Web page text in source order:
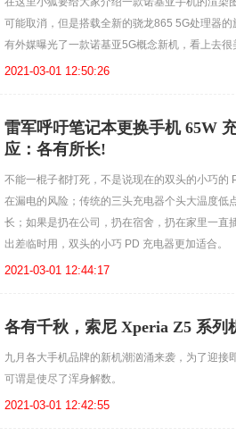
可能取消，但是搭载全新的骁龙865 5G处理器
有外媒曝光了一款诺基亚5G概念新机，看上去很
2021-03-01 12:50:26
雷军呼吁笔记本更换手机 65W
应：各有所长!
不能一棍子都打死，不是说现在的双头的小巧的
在漏电的风险；传统的三头充电器个头大温度低
长；如果是扔在公司，扔在宿舍，扔在家里一直
出差临时用，双头的小巧 PD 充电器更加适合。
2021-03-01 12:44:17
各有千秋，索尼 Xperia Z5 系列
九月各大手机品牌的新机潮汹涌来袭，为了迎接
可谓是使尽了浑身解数。
2021-03-01 12:42:55